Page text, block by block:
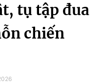
tụ tập đua
chiến